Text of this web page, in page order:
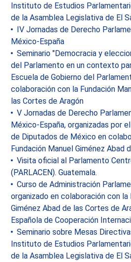
Instituto de Estudios
de la Asamblea Legislativa de El
IV Jornadas de Derecho
México-España
Seminario "Democracia y
del Parlamento en un contexto
Escuela de Gobierno del
colaboración con la Fundación
las Cortes de Aragón
V Jornadas de Derecho
México-España, organizadas por
de Diputados de México en
Fundación Manuel Giménez Abad
Visita oficial al Parlamento
(PARLACEN). Guatemala.
Curso de Administración
organizado en colaboración con la
Giménez Abad de las Cortes de
Española de Cooperación
Seminario sobre Mesas
Instituto de Estudios
de la Asamblea Legislativa de El